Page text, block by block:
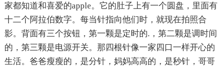
家都知道和喜爱的apple。它的肚子上有一个圆盘，里面有
十二个阿拉伯数字。每当针指向他们时，就现在拍照合
影。背面有三个按钮，第一颗是定时的.，第二颗是调时间
的，第三颗是电源开关。那四根针像一家四口一样开心的
生活。爸爸瘦瘦的，是分针，妈妈高高的，是秒针，哥哥